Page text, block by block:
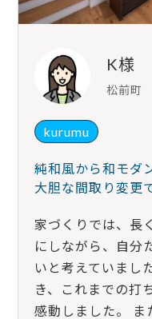
K様
松前町
kurumu
純和風から和モダ
大胆な間取り変更
家づくりでは、長
にしながら、自分
いと考えていまし
き、これまでの打
感動しました。 ま